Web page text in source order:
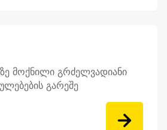
მოქნილი გრძელვადიანი
გარეშე